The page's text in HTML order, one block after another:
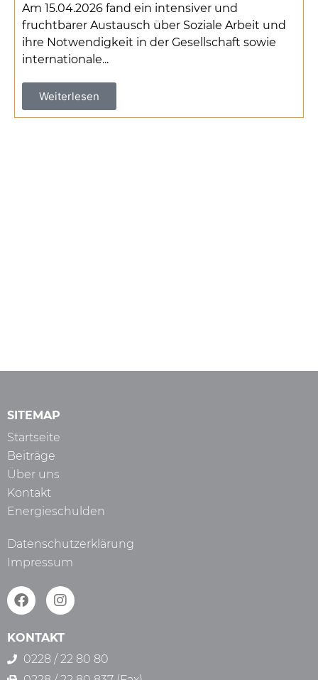
Am 15.04.2026 fand ein intensiver und
fruchtbarer Austausch über Soziale Arbeit und
ihre Notwendigkeit in der Gesellschaft sowie
internationale...
Weiterlesen
SITEMAP
Startseite
Beiträge
Über uns
Kontakt
Energieschulden
Datenschutzerklärung
Impressum
KONTAKT
0228 / 22 80 80